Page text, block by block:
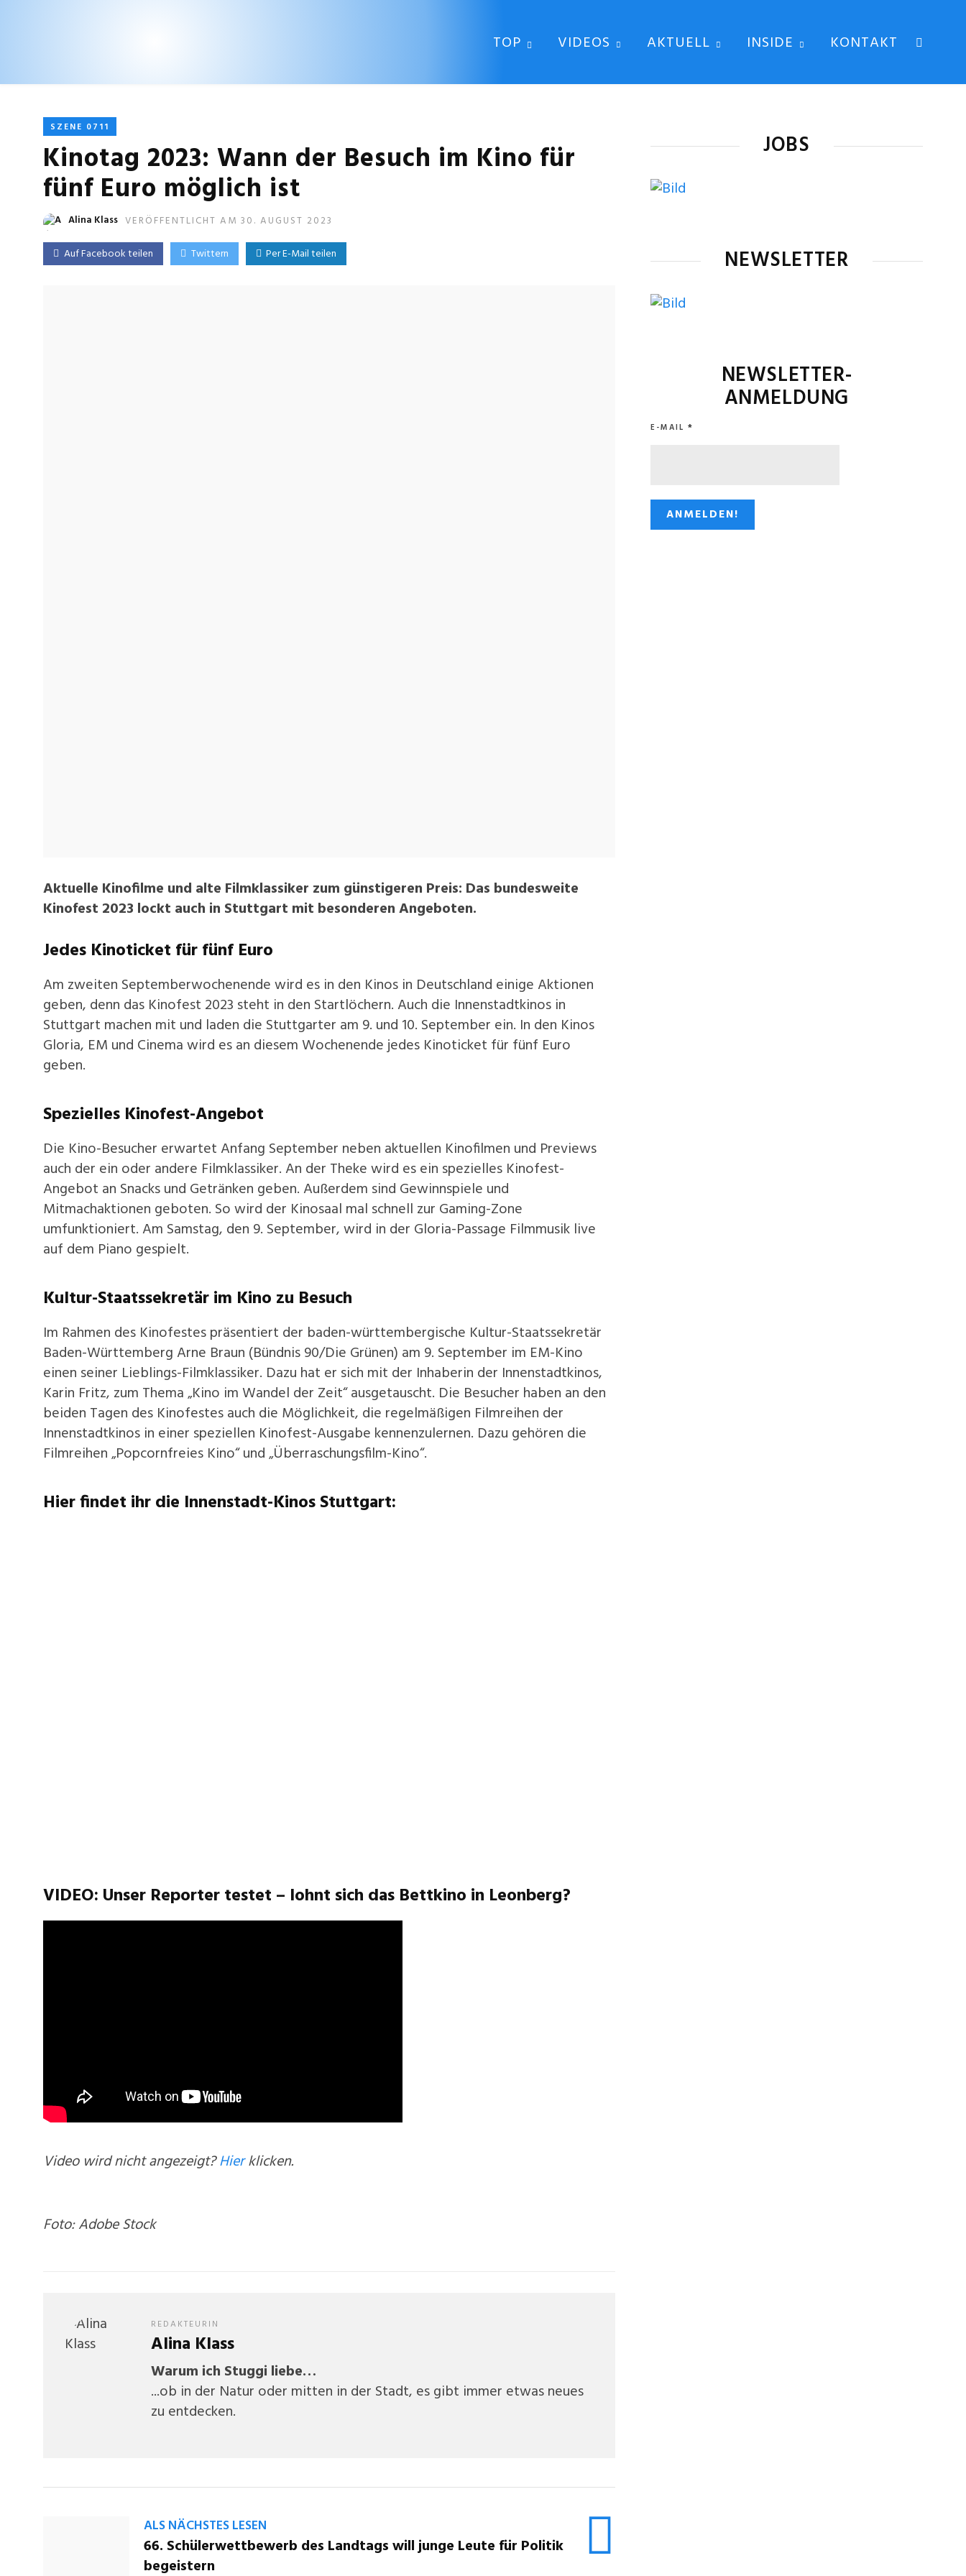
TOP VIDEOS AKTUELL INSIDE KONTAKT
SZENE 0711
Kinotag 2023: Wann der Besuch im Kino für
fünf Euro möglich ist
Alina Klass VERÖFFENTLICHT AM 30. AUGUST 2023
Auf Facebook teilen Twittern Per E-Mail teilen
Aktuelle Kinofilme und alte Filmklassiker zum günstigeren Preis: Das bundesweite
Kinofest 2023 lockt auch in Stuttgart mit besonderen Angeboten.
Jedes Kinoticket für fünf Euro
Am zweiten Septemberwochenende wird es in den Kinos in Deutschland einige Aktionen
geben, denn das Kinofest 2023 steht in den Startlöchern. Auch die Innenstadtkinos in
Stuttgart machen mit und laden die Stuttgarter am 9. und 10. September ein. In den Kinos
Gloria, EM und Cinema wird es an diesem Wochenende jedes Kinoticket für fünf Euro
geben.
Spezielles Kinofest-Angebot
Die Kino-Besucher erwartet Anfang September neben aktuellen Kinofilmen und Previews
auch der ein oder andere Filmklassiker. An der Theke wird es ein spezielles Kinofest-
Angebot an Snacks und Getränken geben. Außerdem sind Gewinnspiele und
Mitmachaktionen geboten. So wird der Kinosaal mal schnell zur Gaming-Zone
umfunktioniert. Am Samstag, den 9. September, wird in der Gloria-Passage Filmmusik live
auf dem Piano gespielt.
Kultur-Staatssekretär im Kino zu Besuch
Im Rahmen des Kinofestes präsentiert der baden-württembergische Kultur-Staatssekretär
Baden-Württemberg Arne Braun (Bündnis 90/Die Grünen) am 9. September im EM-Kino
einen seiner Lieblings-Filmklassiker. Dazu hat er sich mit der Inhaberin der Innenstadtkinos,
Karin Fritz, zum Thema „Kino im Wandel der Zeit“ ausgetauscht. Die Besucher haben an den
beiden Tagen des Kinofestes auch die Möglichkeit, die regelmäßigen Filmreihen der
Innenstadtkinos in einer speziellen Kinofest-Ausgabe kennenzulernen. Dazu gehören die
Filmreihen „Popcornfreies Kino“ und „Überraschungsfilm-Kino“.
Hier findet ihr die Innenstadt-Kinos Stuttgart:
VIDEO: Unser Reporter testet – lohnt sich das Bettkino in Leonberg?
Video wird nicht angezeigt?Hierklicken.
Foto: Adobe Stock
REDAKTEURIN
Alina Klass
Warum ich Stuggi liebe…
...ob in der Natur oder mitten in der Stadt, es gibt immer etwas neues
zu entdecken.
ALS NÄCHSTES LESEN
66. Schülerwettbewerb des Landtags will junge Leute für Politik
begeistern
JOBS
NEWSLETTER
NEWSLETTER-
ANMELDUNG
E-MAIL *